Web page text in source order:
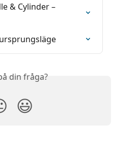
& Cylinder –
din fråga?
😃